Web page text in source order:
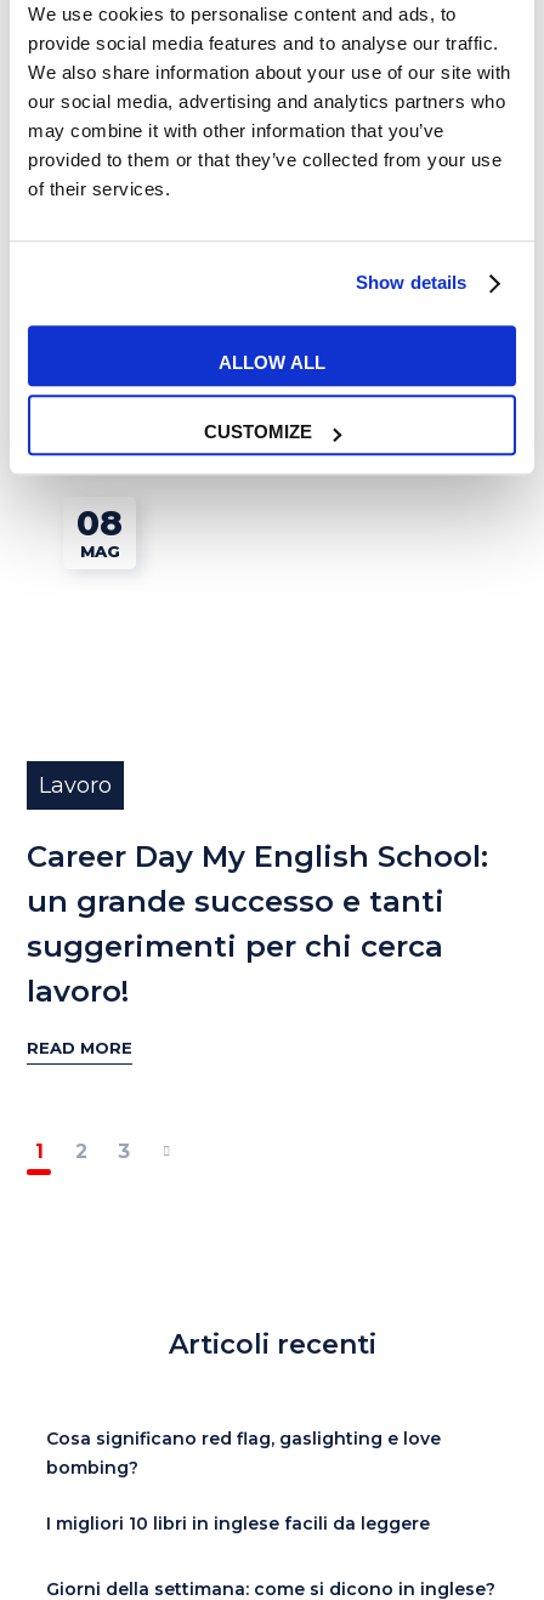
We use cookies to personalise content and ads, to
provide social media features and to analyse our traffic.
We also share information about your use of our site with
our social media, advertising and analytics partners who
may combine it with other information that you’ve
provided to them or that they’ve collected from your use
of their services.
Show details
ALLOW ALL
CUSTOMIZE
Soft Skills: cosa sono e l’elenco
delle più richieste dalle aziende
READ MORE
08
MAG
Lavoro
Career Day My English School:
un grande successo e tanti
suggerimenti per chi cerca
lavoro!
READ MORE
1 2 3
Articoli recenti
Cosa significano red flag, gaslighting e love
bombing?
I migliori 10 libri in inglese facili da leggere
Giorni della settimana: come si dicono in inglese?